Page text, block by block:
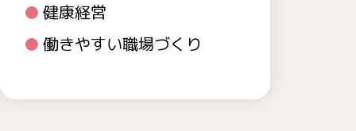
健康経営
働きやすい職場づくり